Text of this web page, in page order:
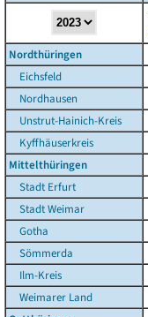
Nordthüringen
Eichsfeld
Nordhausen
Unstrut-Hainich-Kreis
Kyffhäuserkreis
Mittelthüringen
Stadt Erfurt
Stadt Weimar
Gotha
Sömmerda
Ilm-Kreis
Weimarer Land